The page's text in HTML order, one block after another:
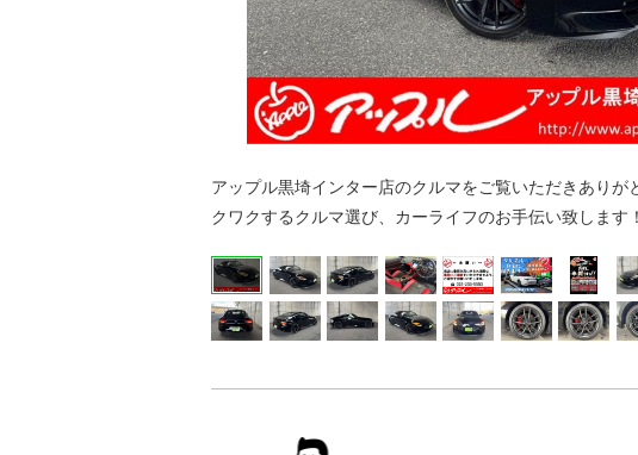
アップル黒埼インター店のクルマをご覧いただきありが
クワクするクルマ選び、カーライフのお手伝い致します！